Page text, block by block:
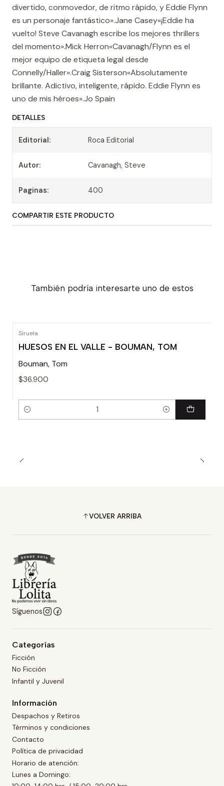
divertido, conmovedor, de ritmo rápido, y Eddie Flynn
es un personaje fantástico».Jane Casey«¡Eddie ha
vuelto! Steve Cavanagh escribe los mejores thrillers
del momento».Mick Herron«Cavanagh/Flynn es el
mejor equipo de etiqueta legal desde
Connelly/Haller».Craig Sisterson«Absolutamente
brillante. Adictivo, inteligente, rápido. Eddie Flynn es
uno de mis héroes».Jo Spain
DETALLES
Editorial: Roca Editorial
Autor: Cavanagh, Steve
Paginas: 400
COMPARTIR ESTE PRODUCTO
También podría interesarte uno de estos
Siruela
HUESOS EN EL VALLE - BOUMAN, TOM
Bouman, Tom
$36.900
Cantidad
VOLVER ARRIBA
Síguenos
Categorías
Ficción
No Ficción
Infantil y Juvenil
Información
Despachos y Retiros
Términos y condiciones
Contacto
Política de privacidad
Horario de atención:
Lunes a Domingo: